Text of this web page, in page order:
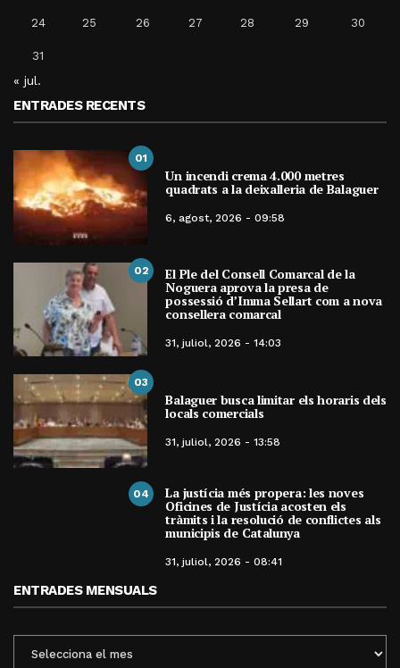
24 25 26 27 28 29 30
31
« jul.
ENTRADES RECENTS
01
Un incendi crema 4.000 metres
quadrats a la deixalleria de Balaguer
6, agost, 2026 - 09:58
02 El Ple del Consell Comarcal de la
Noguera aprova la presa de
possessió d’Imma Sellart com a nova
consellera comarcal
31, juliol, 2026 - 14:03
03
Balaguer busca limitar els horaris dels
locals comercials
31, juliol, 2026 - 13:58
04 La justícia més propera: les noves
Oficines de Justícia acosten els
tràmits i la resolució de conflictes als
municipis de Catalunya
31, juliol, 2026 - 08:41
ENTRADES MENSUALS
MENSUALS